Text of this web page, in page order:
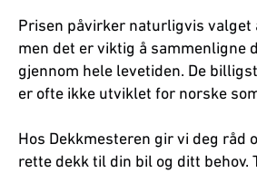
Prisen påvirker naturligvis valget
men det er viktig å sammenligne
gjennom hele levetiden. De
er ofte ikke utviklet for norske
Hos Dekkmesteren gir vi deg råd
rette dekk til din bil og ditt behov.